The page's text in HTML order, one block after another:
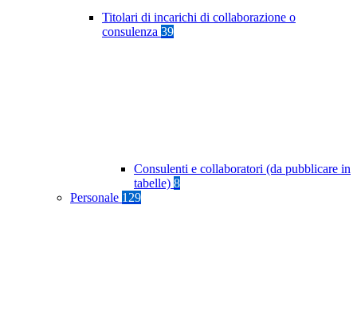
Titolari di incarichi di collaborazione o
consulenza 39
Consulenti e collaboratori (da pubblicare in
tabelle) 8
Personale 129